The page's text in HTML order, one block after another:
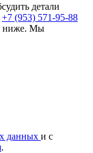
детали
+7 (953) 571-95-88
ниже. Мы
данных и с
.